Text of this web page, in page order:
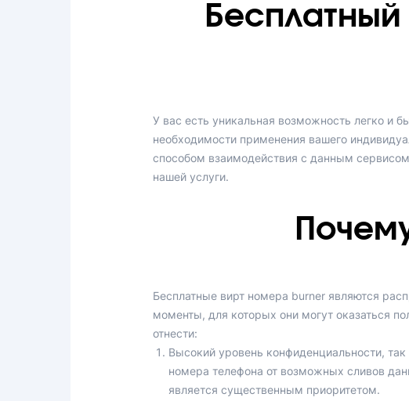
У вас есть уникальная возможность легко и
необходимости применения вашего
способом взаимодействия с данным
нашей услуги.
Бесплатные вирт номера burner являются
моменты, для которых они могут оказаться
отнести:
Высокий уровень конфиденциальности,
номера телефона от возможных сливов
является существенным приоритетом.